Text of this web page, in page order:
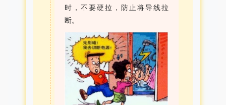
时，不要硬拉，防止将导线拉
断。